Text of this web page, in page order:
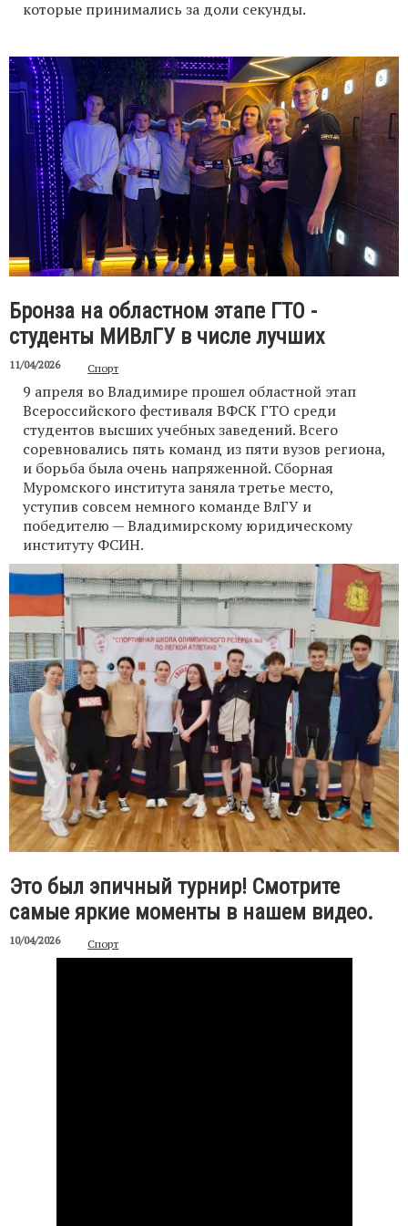
которые принимались за доли секунды.
Бронза на областном этапе ГТО -
студенты МИВлГУ в числе лучших
11/04/2026 Спорт
9 апреля во Владимире прошел областной этап
Всероссийского фестиваля ВФСК ГТО среди
студентов высших учебных заведений. Всего
соревновались пять команд из пяти вузов региона,
и борьба была очень напряженной. Сборная
Муромского института заняла третье место,
уступив совсем немного команде ВлГУ и
победителю — Владимирскому юридическому
институту ФСИН.
Это был эпичный турнир! Смотрите
самые яркие моменты в нашем видео.
10/04/2026 Спорт